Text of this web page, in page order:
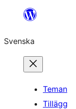
Hoppa
innehåll
Svenska
Teman
Tillägg